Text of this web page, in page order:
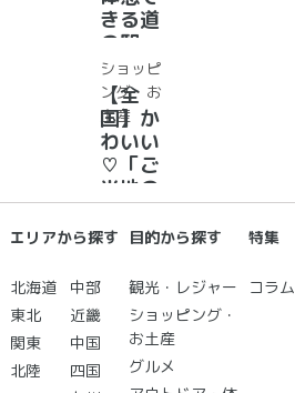
リー
ム・ジ
ェラー
ト大集
合！
きる道
の駅
道の駅
で夜空
に癒さ
れ/星
に願い
☆彡
ショッピ
ング・お
土産
【全
国】か
わいい
♡「ご
当地の
お土
産」が
道の駅
２０
選 道
の駅で
買うも
エリアから探す
北海道
東北
関東
北陸
中部
近畿
中国
四国
目的から探す
観光・レジャー
ショッピング・
お土産
グルメ
特集
コラム